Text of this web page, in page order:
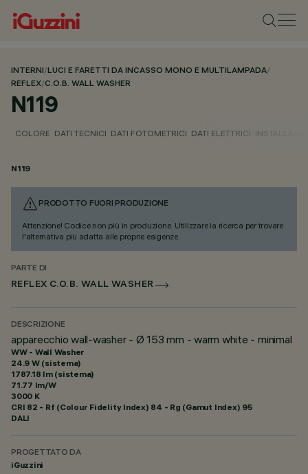
INTERNI/LUCI E FARETTI DA INCASSO MONO E MULTILAMPADA/
REFLEX/C.O.B. WALL WASHER
N119
COLORE DATI TECNICI DATI FOTOMETRICI DATI ELETTRICI
N119
PRODOTTO FUORI PRODUZIONE
Attenzione! Codice non più in produzione. Utilizzare la ricerca per trovare
l'alternativa più adatta alle proprie esigenze.
PARTE DI
REFLEX C.O.B. WALL WASHER
DESCRIZIONE
apparecchio wall-washer - Ø 153 mm - warm white - minimal
WW - Wall Washer
24.9 W (sistema)
1787.18 lm (sistema)
71.77 lm/W
3000 K
CRI 82 - Rf (Colour Fidelity Index) 84 - Rg (Gamut Index) 95
DALI
PROGETTATO DA
iGuzzini